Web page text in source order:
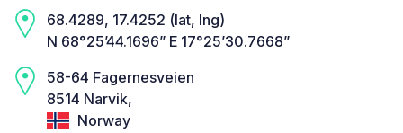
68.4289, 17.4252 (lat, lng)
N 68°25’44.1696” E 17°25’30.7668”
58-64 Fagernesveien
8514 Narvik,
Norway